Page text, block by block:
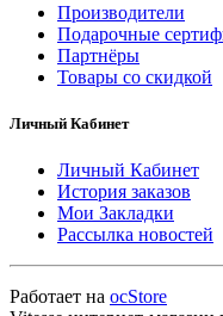
Производители
Подарочные
Партнёры
Товары со скидкой
Личный Кабинет
Личный Кабинет
История заказов
Мои Закладки
Рассылка новостей
Работает на ocStore